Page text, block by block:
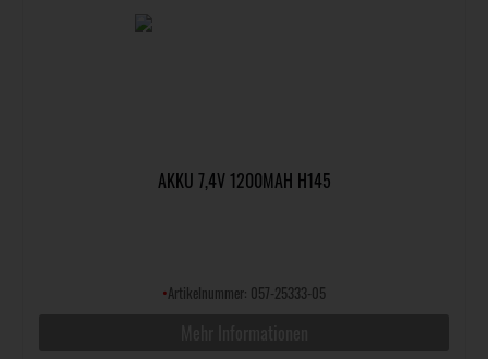
AKKU 7,4V 1200MAH H145
•Artikelnummer: 057-25333-05